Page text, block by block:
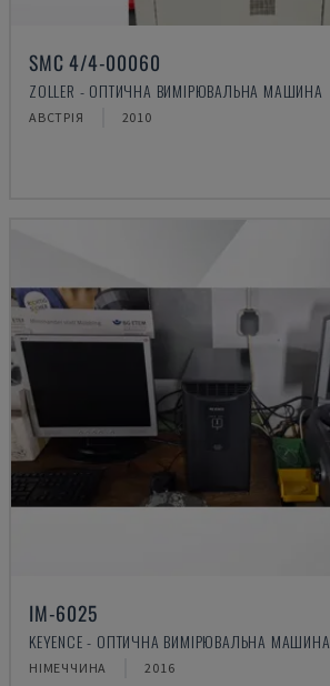
SMC 4/4-00060
ZOLLER - ОПТИЧНА ВИМІРЮВАЛЬНА МАШИНА
АВСТРІЯ 2010
IM-6025
KEYENCE - ОПТИЧНА ВИМІРЮВАЛЬНА МАШИНА
НІМЕЧЧИНА 2016